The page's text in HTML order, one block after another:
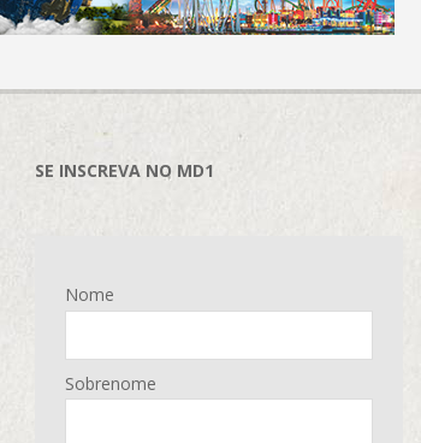
SE INSCREVA NO MD1
Nome
Sobrenome